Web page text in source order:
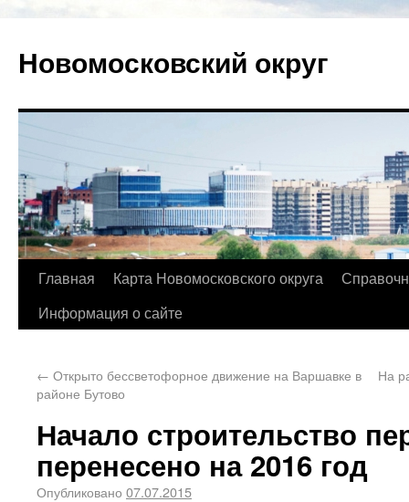
Новомосковский округ
Главная Карта Новомосковского округа
Информация о сайте
← Открыто бессветофорное движение на Варшавке в
районе Бутово
На
Начало строительство
перенесено на 2016 год
Опубликовано 07.07.2015